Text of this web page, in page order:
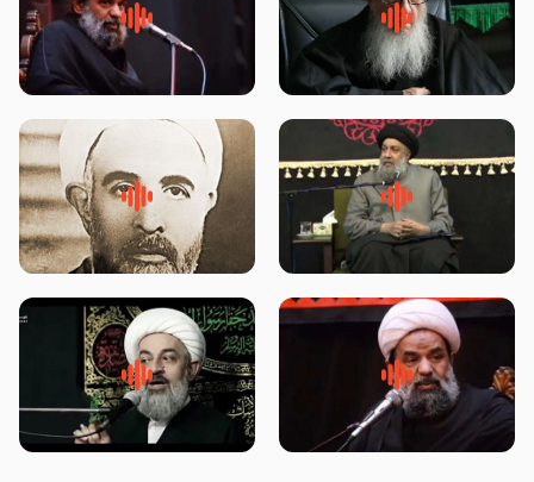
زوّار اربعین امام حسین (علیه
السلام) با این اشتیاق به زیارت
روضه جانسوز پاره های جگر امام
حسن مجتبی علیه السلام-حجت
لقب حضرت رقیه سلام الله علیها به
چه معناست – حجت الاسلام علوی
روضه‌ی مجلس یزید ملعون و
اسارت اهل‌بیت علیهم‌السلام –
محدث زاده
سلام جوانی که امام حسین علیه
السلام خودش جوابش را دادند
زیارتی که اسباب رزق زیاد و عمر
طولانی است حجت السلام حسین